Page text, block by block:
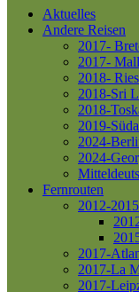
Aktuelles
Andere Reisen
2017-
2017-
2018-
2018-Sri
2018-
2019-
2024-
2024-
Fernrouten
2012-
2017-
2017-La
2017-